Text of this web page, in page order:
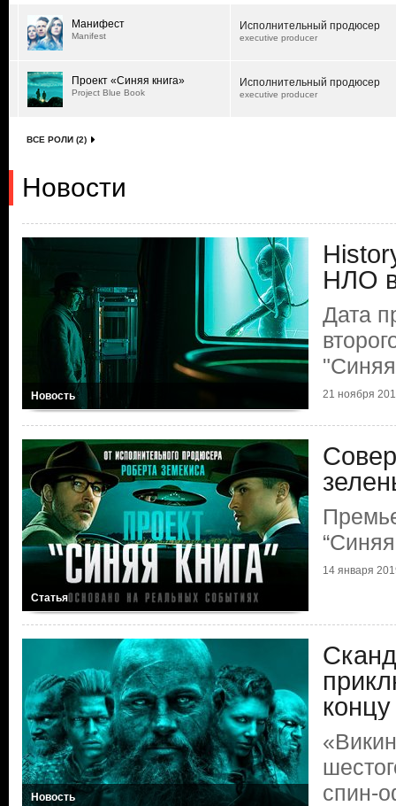
Манифест
Manifest
Исполнительный продюсер
executive producer
Проект «Синяя книга»
Project Blue Book
Исполнительный продюсер
executive producer
ВСЕ РОЛИ (2)
Новости
Новость
НЛО
Дата
21 ноября
Статья
14 января
Новость
концу
спин-